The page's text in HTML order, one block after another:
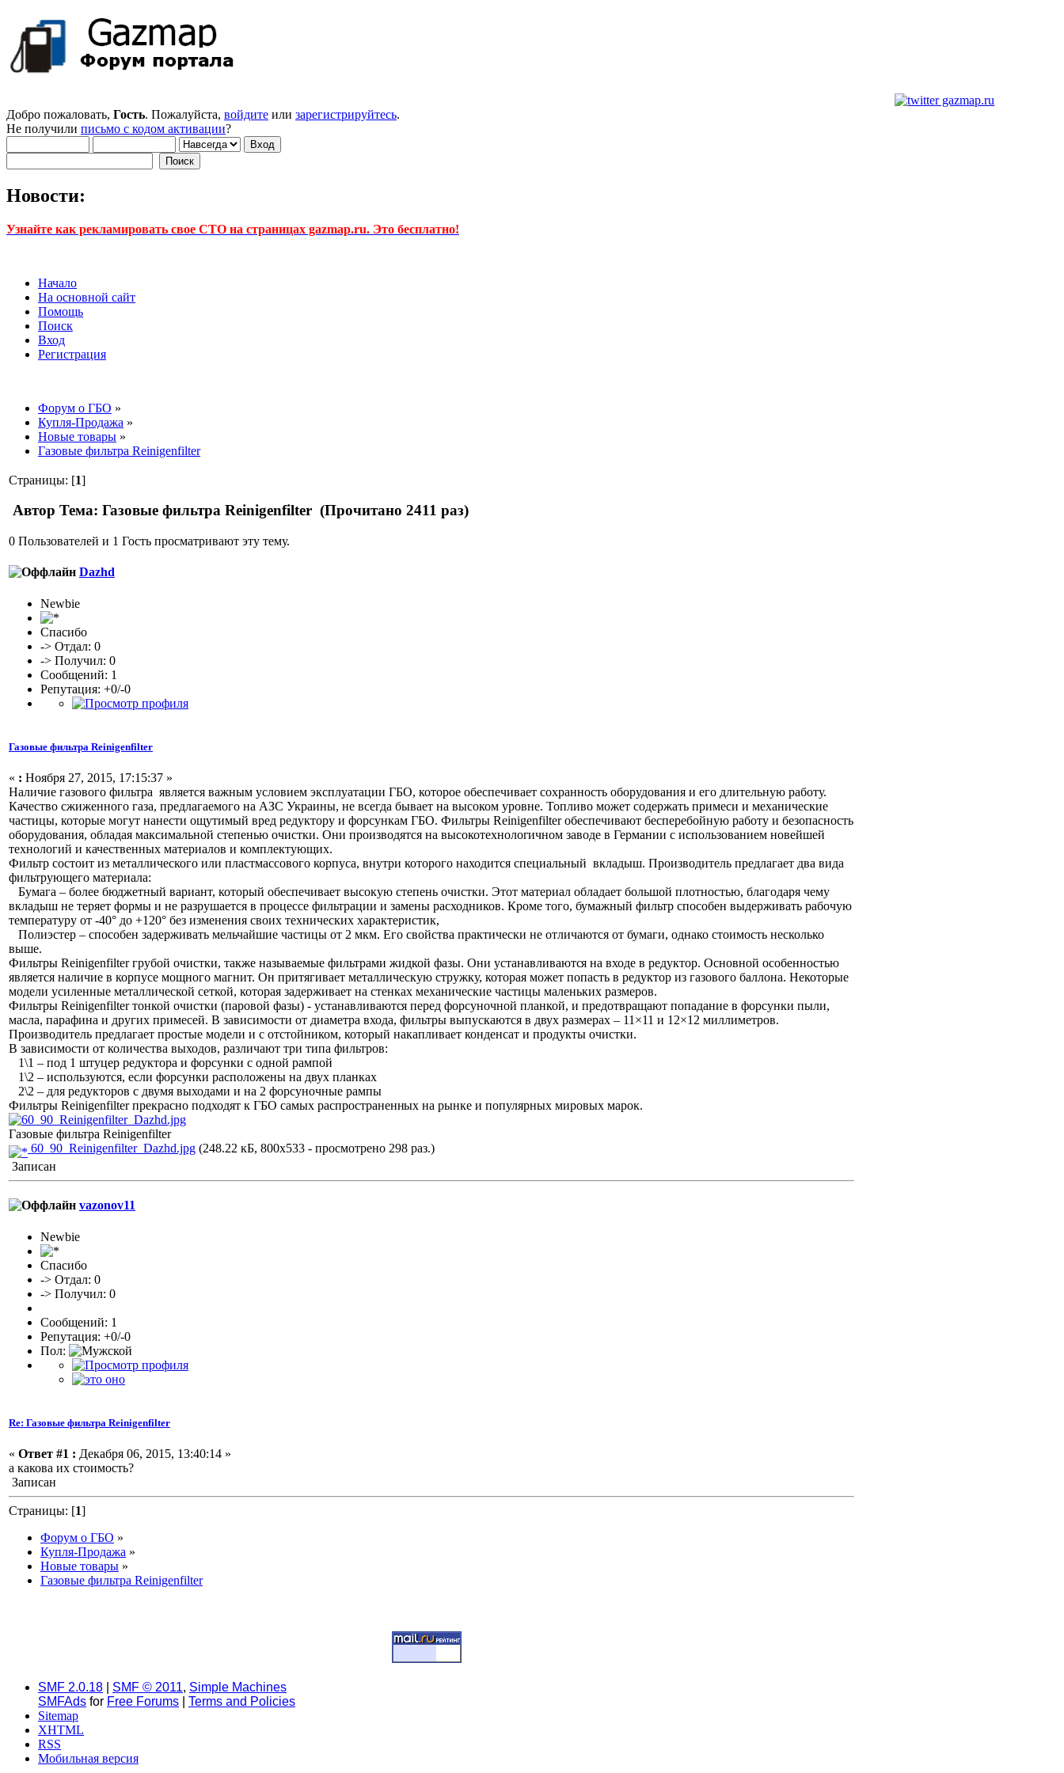
Добро пожаловать, Гость. Пожалуйста, войдите или зарегистрируйтесь.
Не получили письмо с кодом активации?
Новости:
Узнайте как рекламировать свое СТО на страницах gazmap.ru. Это бесплатно!
Начало
На основной сайт
Помощь
Поиск
Вход
Регистрация
Форум о ГБО »
Купля-Продажа »
Новые товары »
Газовые фильтра Reinigenfilter
Страницы: [1]
Автор Тема: Газовые фильтра Reinigenfilter (Прочитано 2411 раз)
0 Пользователей и 1 Гость просматривают эту тему.
Dazhd
Newbie
Спасибо
-> Отдал: 0
-> Получил: 0
Сообщений: 1
Репутация: +0/-0
Газовые фильтра Reinigenfilter
« : Ноября 27, 2015, 17:15:37 »
Наличие газового фильтра является важным условием эксплуатации ГБО, которое обеспечивает сохранность оборудования и его длительную работу.
Качество сжиженного газа, предлагаемого на АЗС Украины, не всегда бывает на высоком уровне. Топливо может содержать примеси и механические
частицы, которые могут нанести ощутимый вред редуктору и форсункам ГБО. Фильтры Reinigenfilter обеспечивают бесперебойную работу и безопасность
оборудования, обладая максимальной степенью очистки. Они производятся на высокотехнологичном заводе в Германии с использованием новейшей
технологий и качественных материалов и комплектующих.
Фильтр состоит из металлического или пластмассового корпуса, внутри которого находится специальный вкладыш. Производитель предлагает два вида
фильтрующего материала:
Бумага – более бюджетный вариант, который обеспечивает высокую степень очистки. Этот материал обладает большой плотностью, благодаря чему
вкладыш не теряет формы и не разрушается в процессе фильтрации и замены расходников. Кроме того, бумажный фильтр способен выдерживать рабочую
температуру от -40° до +120° без изменения своих технических характеристик,
Полиэстер – способен задерживать мельчайшие частицы от 2 мкм. Его свойства практически не отличаются от бумаги, однако стоимость несколько
выше.
Фильтры Reinigenfilter грубой очистки, также называемые фильтрами жидкой фазы. Они устанавливаются на входе в редуктор. Основной особенностью
является наличие в корпусе мощного магнит. Он притягивает металлическую стружку, которая может попасть в редуктор из газового баллона. Некоторые
модели усиленные металлической сеткой, которая задерживает на стенках механические частицы маленьких размеров.
Фильтры Reinigenfilter тонкой очистки (паровой фазы) - устанавливаются перед форсуночной планкой, и предотвращают попадание в форсунки пыли,
масла, парафина и других примесей. В зависимости от диаметра входа, фильтры выпускаются в двух размерах – 11×11 и 12×12 миллиметров.
Производитель предлагает простые модели и с отстойником, который накапливает конденсат и продукты очистки.
В зависимости от количества выходов, различают три типа фильтров:
1\1 – под 1 штуцер редуктора и форсунки с одной рампой
1\2 – используются, если форсунки расположены на двух планках
2\2 – для редукторов с двумя выходами и на 2 форсуночные рампы
Фильтры Reinigenfilter прекрасно подходят к ГБО самых распространенных на рынке и популярных мировых марок.
Газовые фильтра Reinigenfilter
60_90_Reinigenfilter_Dazhd.jpg (248.22 кБ, 800x533 - просмотрено 298 раз.)
Записан
vazonov11
Newbie
Спасибо
-> Отдал: 0
-> Получил: 0
Сообщений: 1
Репутация: +0/-0
Пол:
Re: Газовые фильтра Reinigenfilter
« Ответ #1 : Декабря 06, 2015, 13:40:14 »
а какова их стоимость?
Записан
Страницы: [1]
Форум о ГБО »
Купля-Продажа »
Новые товары »
Газовые фильтра Reinigenfilter
SMF 2.0.18 SMF © 2011, Simple Machines
SMFAds for Free Forums
Terms and Policies
Sitemap
XHTML
RSS
Мобильная версия